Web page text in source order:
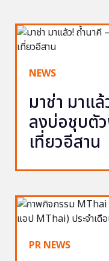
NEWS
มาช่า มาแ
ลงบ่อชุบตั
เที่ยวอีสาน
PR NEWS